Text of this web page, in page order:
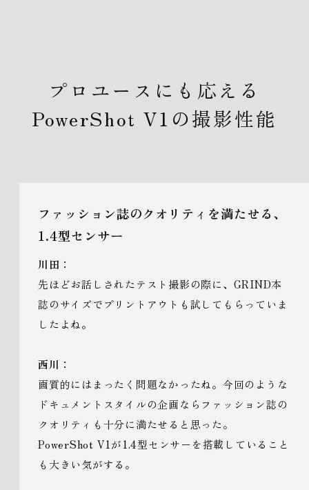
プロユースにも応える
PowerShot V1の撮影性能
ファッション誌のクオリティを満たせる、
1.4型センサー
川田：
先ほどお話しされたテスト撮影の際に、GRIND本
誌のサイズでプリントアウトも試してもらっていま
したよね。
西川：
画質的にはまったく問題なかったね。今回のような
ドキュメントスタイルの企画ならファッション誌の
クオリティも十分に満たせると思った。
PowerShot V1が1.4型センサーを搭載していること
も大きい気がする。